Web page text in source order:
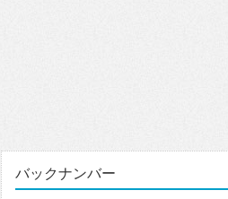
バックナンバー